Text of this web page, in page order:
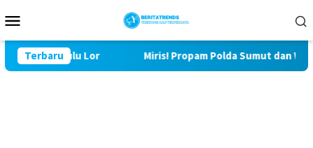
ke
Mobile
Terbaru
129 Bulu Lor Miris! Propam Polda Sumut dan Wasidik